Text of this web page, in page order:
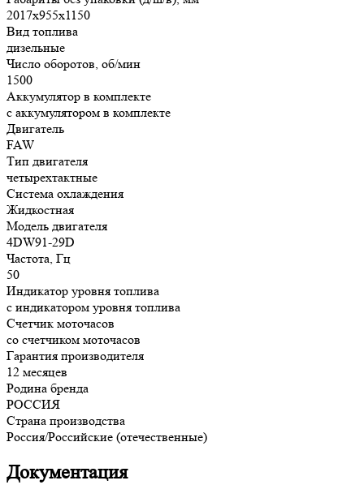
2017x955x1150
Вид топлива
дизельные
Число оборотов, об/мин
1500
Аккумулятор в комплекте
с аккумулятором в комплекте
Двигатель
FAW
Тип двигателя
четырехтактные
Система охлаждения
Жидкостная
Модель двигателя
4DW91-29D
Частота, Гц
50
Индикатор уровня топлива
с индикатором уровня топлива
Счетчик моточасов
со счетчиком моточасов
Гарантия производителя
12 месяцев
Родина бренда
РОССИЯ
Страна производства
Россия/Российские (отечественные)
Документация